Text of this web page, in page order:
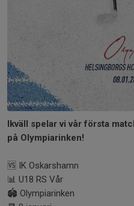
Ikväll spelar vi vår första
på Olympiarinken!
🆚 IK Oskarshamn
📊 U18 RS Vår
🏟 Olympiarinken